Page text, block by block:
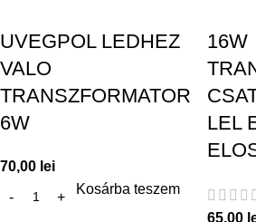
UVEGPOL LEDHEZ
VALO
TRANSZFORMATOR
6W
70,00 lei
Kosárba teszem
16W
LEL
65,00